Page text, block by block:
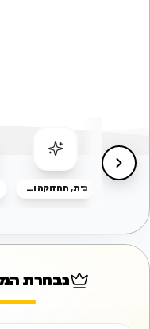
בית, תחזוקה ושיפוצים
נבחרת